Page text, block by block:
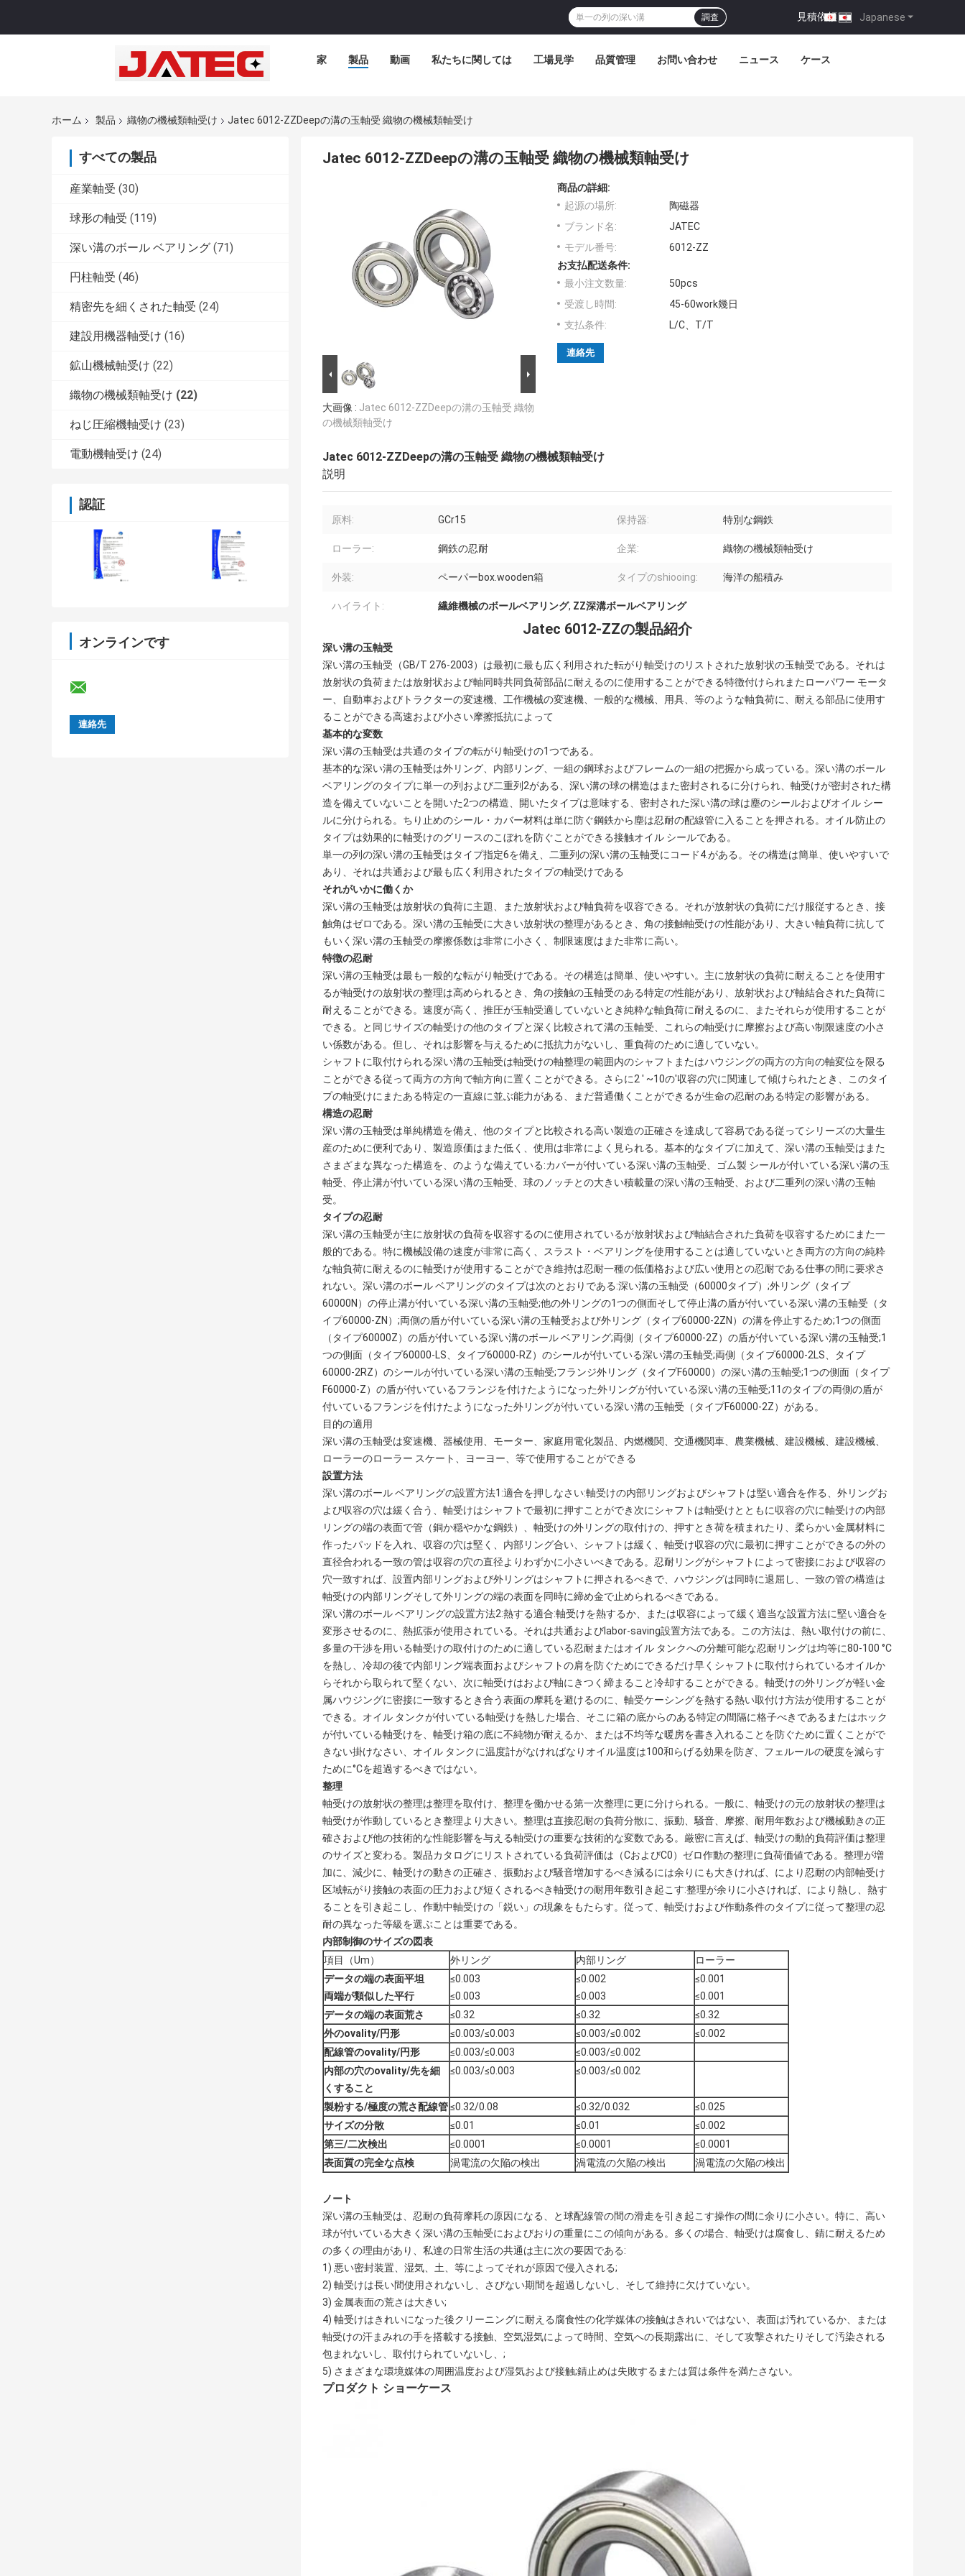
Japanese
見積依頼 |
調査
家 製品 動画 私たちに関しては 工場見学 品質管理 お問い合わせ ニュース ケース
ホーム 製品 織物の機械類軸受け Jatec 6012-ZZDeepの溝の玉軸受 織物の機械類軸受け
すべての製品
産業軸受 (30)
球形の軸受 (119)
深い溝のボール ベアリング (71)
円柱軸受 (46)
精密先を細くされた軸受 (24)
建設用機器軸受け (16)
鉱山機械軸受け (22)
織物の機械類軸受け (22)
ねじ圧縮機軸受け (23)
電動機軸受け (24)
認証
オンラインです
Jatec 6012-ZZDeepの溝の玉軸受 織物の機械類軸受け
大画像 : Jatec 6012-ZZDeepの溝の玉軸受 織物
の機械類軸受け
商品の詳細:
起源の場所:
陶磁器
ブランド名:
JATEC
モデル番号:
6012-ZZ
お支払配送条件:
最小注文数量:
50pcs
受渡し時間:
45-60work幾日
支払条件:
L/C、T/T
連絡先
Jatec 6012-ZZDeepの溝の玉軸受 織物の機械類軸受け
説明
原料: GCr15 保持器: 特別な鋼鉄
ローラー: 鋼鉄の忍耐 企業: 織物の機械類軸受け
外装: ペーパーbox.wooden箱 タイプのshiooing: 海洋の船積み
ハイライト: 繊維機械のボールベアリング, ZZ深溝ボールベアリング
Jatec 6012-ZZの製品紹介
深い溝の玉軸受
深い溝の玉軸受（GB/T 276-2003）は最初に最も広く利用された転がり軸受けのリストされた放射状の玉軸受である。それは
放射状の負荷または放射状および軸同時共同負荷部品に耐えるのに使用することができる特徴付けられまたローパワー モータ
ー、自動車およびトラクターの変速機、工作機械の変速機、一般的な機械、用具、等のような軸負荷に、耐える部品に使用す
ることができる高速および小さい摩擦抵抗によって
基本的な変数
深い溝の玉軸受は共通のタイプの転がり軸受けの1つである。
基本的な深い溝の玉軸受は外リング、内部リング、一組の鋼球およびフレームの一組の把握から成っている。深い溝のボール
ベアリングのタイプに単一の列および二重列2がある、深い溝の球の構造はまた密封されるに分けられ、軸受けが密封された構
造を備えていないことを開いた2つの構造、開いたタイプは意味する、密封された深い溝の球は塵のシールおよびオイル シー
ルに分けられる。ちり止めのシール・カバー材料は単に防ぐ鋼鉄から塵は忍耐の配線管に入ることを押される。オイル防止の
タイプは効果的に軸受けのグリースのこぼれを防ぐことができる接触オイル シールである。
単一の列の深い溝の玉軸受はタイプ指定6を備え、二重列の深い溝の玉軸受にコード4.がある。その構造は簡単、使いやすいで
あり、それは共通および最も広く利用されたタイプの軸受けである
それがいかに働くか
深い溝の玉軸受は放射状の負荷に主題、また放射状および軸負荷を収容できる。それが放射状の負荷にだけ服従するとき、接
触角はゼロである。深い溝の玉軸受に大きい放射状の整理があるとき、角の接触軸受けの性能があり、大きい軸負荷に抗して
もいく深い溝の玉軸受の摩擦係数は非常に小さく、制限速度はまた非常に高い。
特徴の忍耐
深い溝の玉軸受は最も一般的な転がり軸受けである。その構造は簡単、使いやすい。主に放射状の負荷に耐えることを使用す
るが軸受けの放射状の整理は高められるとき、角の接触の玉軸受のある特定の性能があり、放射状および軸結合された負荷に
耐えることができる。速度が高く、推圧が玉軸受適していないとき純粋な軸負荷に耐えるのに、またそれらが使用することが
できる。と同じサイズの軸受けの他のタイプと深く比較されて溝の玉軸受、これらの軸受けに摩擦および高い制限速度の小さ
い係数がある。但し、それは影響を与えるために抵抗力がないし、重負荷のために適していない。
シャフトに取付けられる深い溝の玉軸受は軸受けの軸整理の範囲内のシャフトまたはハウジングの両方の方向の軸変位を限る
ことができる従って両方の方向で軸方向に置くことができる。さらに2 ′ ~10の′収容の穴に関連して傾けられたとき、このタイ
プの軸受けにまたある特定の一直線に並ぶ能力がある、まだ普通働くことができるが生命の忍耐のある特定の影響がある。
構造の忍耐
深い溝の玉軸受は単純構造を備え、他のタイプと比較される高い製造の正確さを達成して容易である従ってシリーズの大量生
産のために便利であり、製造原価はまた低く、使用は非常によく見られる。基本的なタイプに加えて、深い溝の玉軸受はまた
さまざまな異なった構造を、のような備えている:カバーが付いている深い溝の玉軸受、ゴム製 シールが付いている深い溝の玉
軸受、停止溝が付いている深い溝の玉軸受、球のノッチとの大きい積載量の深い溝の玉軸受、および二重列の深い溝の玉軸
受。
タイプの忍耐
深い溝の玉軸受が主に放射状の負荷を収容するのに使用されているが放射状および軸結合された負荷を収容するためにまた一
般的である。特に機械設備の速度が非常に高く、スラスト・ベアリングを使用することは適していないとき両方の方向の純粋
な軸負荷に耐えるのに軸受けが使用することができ維持は忍耐一種の低価格および広い使用との忍耐である仕事の間に要求さ
れない。深い溝のボール ベアリングのタイプは次のとおりである:深い溝の玉軸受（60000タイプ）;外リング（タイプ
60000N）の停止溝が付いている深い溝の玉軸受;他の外リングの1つの側面そして停止溝の盾が付いている深い溝の玉軸受（タ
イプ60000-ZN）;両側の盾が付いている深い溝の玉軸受および外リング（タイプ60000-2ZN）の溝を停止するため;1つの側面
（タイプ60000Z）の盾が付いている深い溝のボール ベアリング;両側（タイプ60000-2Z）の盾が付いている深い溝の玉軸受;1
つの側面（タイプ60000-LS、タイプ60000-RZ）のシールが付いている深い溝の玉軸受;両側（タイプ60000-2LS、タイプ
60000-2RZ）のシールが付いている深い溝の玉軸受;フランジ外リング（タイプF60000）の深い溝の玉軸受;1つの側面（タイプ
F60000-Z）の盾が付いているフランジを付けたようになった外リングが付いている深い溝の玉軸受;11のタイプの両側の盾が
付いているフランジを付けたようになった外リングが付いている深い溝の玉軸受（タイプF60000-2Z）がある。
目的の適用
深い溝の玉軸受は変速機、器械使用、モーター、家庭用電化製品、内燃機関、交通機関車、農業機械、建設機械、建設機械、
ローラーのローラー スケート、ヨーヨー、等で使用することができる
設置方法
深い溝のボール ベアリングの設置方法1:適合を押しなさい:軸受けの内部リングおよびシャフトは堅い適合を作る、外リングお
よび収容の穴は緩く合う、軸受けはシャフトで最初に押すことができ次にシャフトは軸受けとともに収容の穴に軸受けの内部
リングの端の表面で管（銅か穏やかな鋼鉄）、軸受けの外リングの取付けの、押すとき荷を積まれたり、柔らかい金属材料に
作ったパッドを入れ、収容の穴は堅く、内部リング合い、シャフトは緩く、軸受け収容の穴に最初に押すことができるの外の
直径合われる一致の管は収容の穴の直径よりわずかに小さいべきである。忍耐リングがシャフトによって密接におよび収容の
穴一致すれば、設置内部リングおよび外リングはシャフトに押されるべきで、ハウジングは同時に退屈し、一致の管の構造は
軸受けの内部リングそして外リングの端の表面を同時に締め金で止められるべきである。
深い溝のボール ベアリングの設置方法2:熱する適合:軸受けを熱するか、または収容によって緩く適当な設置方法に堅い適合を
変形させるのに、熱拡張が使用されている。それは共通およびlabor-saving設置方法である。この方法は、熱い取付けの前に、
多量の干渉を用いる軸受けの取付けのために適している忍耐またはオイル タンクへの分離可能な忍耐リングは均等に80-100 °C
を熱し、冷却の後で内部リング端表面およびシャフトの肩を防ぐためにできるだけ早くシャフトに取付けられているオイルか
らそれから取られて堅くない、次に軸受けはおよび軸にきつく締まること冷却することができる。軸受けの外リングが軽い金
属ハウジングに密接に一致するとき合う表面の摩耗を避けるのに、軸受ケーシングを熱する熱い取付け方法が使用することが
できる。オイル タンクが付いている軸受けを熱した場合、そこに箱の底からのある特定の間隔に格子べきであるまたはホック
が付いている軸受けを、軸受け箱の底に不純物が耐えるか、または不均等な暖房を書き入れることを防ぐために置くことがで
きない掛けなさい、オイル タンクに温度計がなければなりオイル温度は100和らげる効果を防ぎ、フェルールの硬度を減らす
ために°Cを超過するべきではない。
整理
軸受けの放射状の整理は整理を取付け、整理を働かせる第一次整理に更に分けられる。一般に、軸受けの元の放射状の整理は
軸受けが作動しているとき整理より大きい。整理は直接忍耐の負荷分散に、振動、騒音、摩擦、耐用年数および機械動きの正
確さおよび他の技術的な性能影響を与える軸受けの重要な技術的な変数である。厳密に言えば、軸受けの動的負荷評価は整理
のサイズと変わる。製品カタログにリストされている負荷評価は（CおよびC0）ゼロ作動の整理に負荷価値である。整理が増
加に、減少に、軸受けの動きの正確さ、振動および騒音増加するべき減るには余りにも大きければ、により忍耐の内部軸受け
区域転がり接触の表面の圧力および短くされるべき軸受けの耐用年数引き起こす:整理が余りに小さければ、により熱し、熱す
ることを引き起こし、作動中軸受けの「鋭い」の現象をもたらす。従って、軸受けおよび作動条件のタイプに従って整理の忍
耐の異なった等級を選ぶことは重要である。
内部制御のサイズの図表
項目（Um）
外リング 内部リング
ローラー
データの端の表面平坦
両端が類似した平行
≤0.003
≤0.003
≤0.002
≤0.003
≤0.001
≤0.001
データの端の表面荒さ
≤0.32 ≤0.32
≤0.32
外のovality/円形
≤0.003/≤0.003 ≤0.003/≤0.002
≤0.002
配線管のovality/円形
≤0.003/≤0.003
≤0.003/≤0.002
内部の穴のovality/先を細
くすること
≤0.003/≤0.003 ≤0.003/≤0.002
製粉する/極度の荒さ配線管≤0.32/0.08 ≤0.32/0.032
≤0.025
サイズの分散
≤0.01 ≤0.01
≤0.002
第三/二次検出
≤0.0001 ≤0.0001
≤0.0001
表面質の完全な点検
渦電流の欠陥の検出 渦電流の欠陥の検出 渦電流の欠陥の検出
ノート
深い溝の玉軸受は、忍耐の負荷摩耗の原因になる、と球配線管の間の滑走を引き起こす操作の間に余りに小さい。特に、高い
球が付いている大きく深い溝の玉軸受におよびおりの重量にこの傾向がある。多くの場合、軸受けは腐食し、錆に耐えるため
の多くの理由があり、私達の日常生活の共通は主に次の要因である:
1) 悪い密封装置、湿気、土、等によってそれが原因で侵入される;
2) 軸受けは長い間使用されないし、さびない期間を超過しないし、そして維持に欠けていない。
3) 金属表面の荒さは大きい;
4) 軸受けはきれいになった後クリーニングに耐える腐食性の化学媒体の接触はきれいではない、表面は汚れているか、または
軸受けの汗まみれの手を搭載する接触、空気湿気によって時間、空気への長期露出に、そして攻撃されたりそして汚染される
包まれないし、取付けられていないし、;
5) さまざまな環境媒体の周囲温度および湿気および接触;錆止めは失敗するまたは質は条件を満たさない。
プロダクト ショーケース